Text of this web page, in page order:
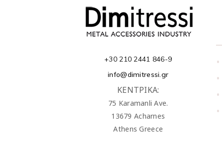
+30 210 2441 846-9
info@dimitressi.gr
ΚΕΝΤΡΙΚΑ:
75 Karamanli Ave.
13679 Acharnes
Athens Greece
•
•
•
•